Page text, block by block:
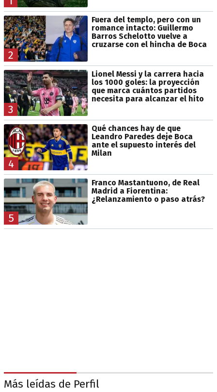
2
Fuera del templo, pero con un
romance intacto: Guillermo
Barros Schelotto vuelve a
cruzarse con el hincha de Boca
3
Lionel Messi y la carrera hacia
los 1000 goles: la proyección
que marca cuántos partidos
necesita para alcanzar el hito
4
Qué chances hay de que
Leandro Paredes deje Boca
ante el supuesto interés del
Milan
5
Franco Mastantuono, de Real
Madrid a Fiorentina:
¿Relanzamiento o paso atrás?
Más leídas de Perfil